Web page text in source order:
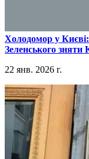
​Холодомор у
Зеленського зняти
22 янв. 2026 г.